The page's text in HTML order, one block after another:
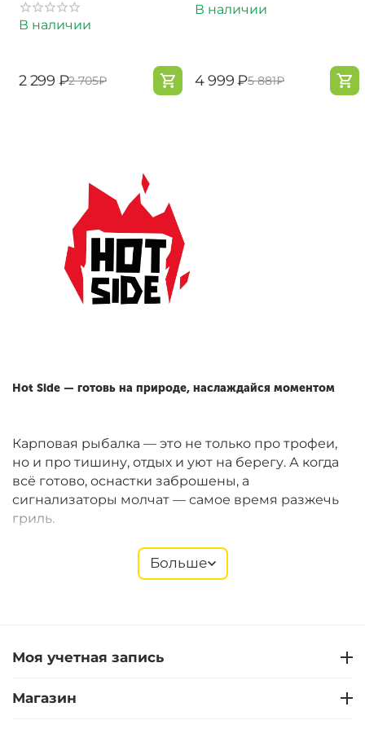
Hot Side — готовь на природе, наслаждайся моментом
Карповая рыбалка — это не только про трофеи,
но и про тишину, отдых и уют на берегу. А когда
всё готово, оснастки заброшены, а
сигнализаторы молчат — самое время разжечь
гриль.
предлагает компактные газовые и
позволяют готовить полноценные блюда прямо
на берегу. В ассортименте — также щипцы,
стартеры и другие полезные мелочи.
Больше
В наличии
‍2 299‍ ₽‍2 705‍₽
В наличии
‍4 999‍₽‍5 881‍₽
Моя учетная запись
Магазин